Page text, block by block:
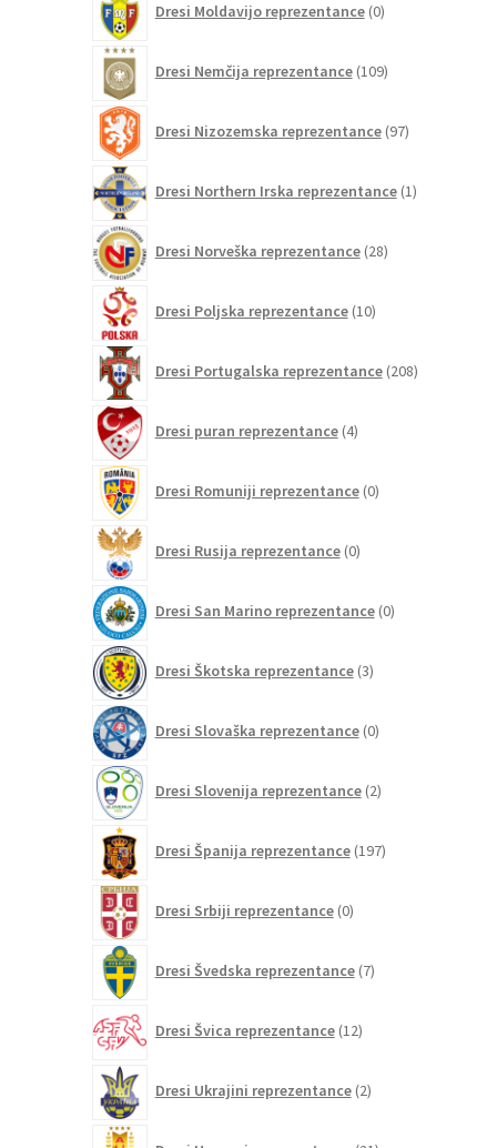
Dresi Moldavijo reprezentance 0izdelkov
Dresi Nemčija reprezentance 109izdelkov
Dresi Nizozemska reprezentance 97izdelkov
Dresi Northern Irska reprezentance 1izdelek
Dresi Norveška reprezentance 28izdelkov
Dresi Poljska reprezentance 10izdelkov
Dresi Portugalska reprezentance 208izdelkov
Dresi puran reprezentance 4izdelki
Dresi Romuniji reprezentance 0izdelkov
Dresi Rusija reprezentance 0izdelkov
Dresi San Marino reprezentance 0izdelkov
Dresi Škotska reprezentance 3izdelki
Dresi Slovaška reprezentance 0izdelkov
Dresi Slovenija reprezentance 2izdelka
Dresi Španija reprezentance 197izdelkov
Dresi Srbiji reprezentance 0izdelkov
Dresi Švedska reprezentance 7izdelkov
Dresi Švica reprezentance 12izdelkov
Dresi Ukrajini reprezentance 2izdelka